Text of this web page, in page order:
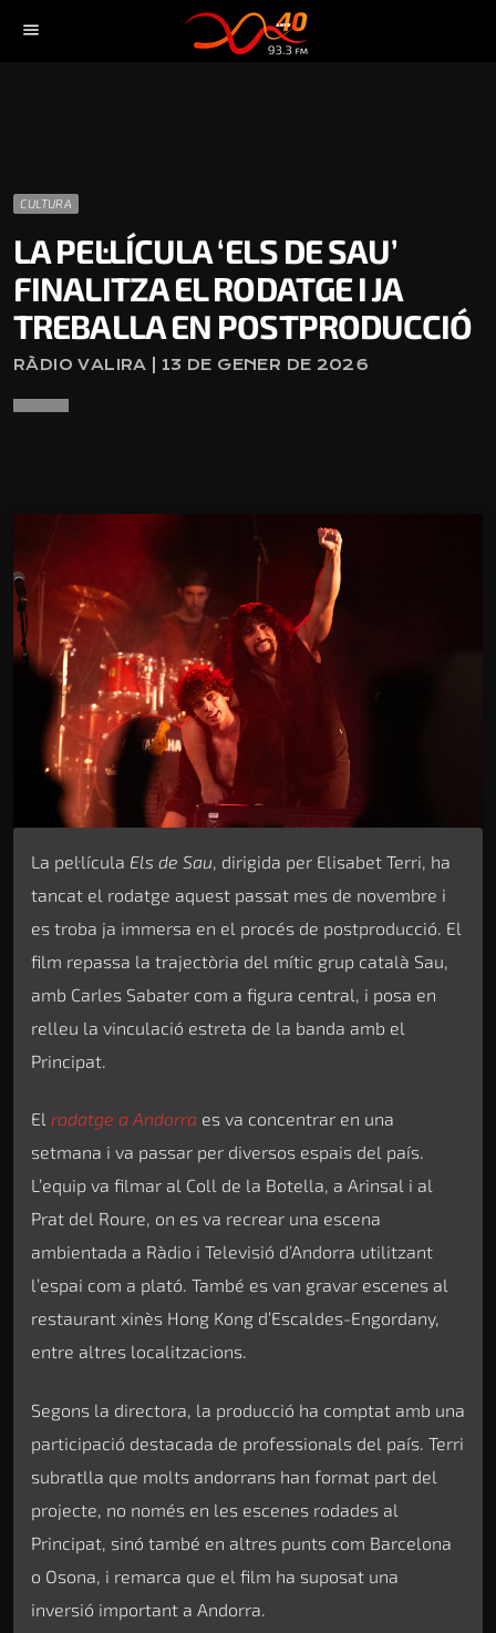
menu
CULTURA
LA PEL·LÍCULA ‘ELS DE SAU’
FINALITZA EL RODATGE I JA
TREBALLA EN POSTPRODUCCIÓ
RÀDIO VALIRA | 13 DE GENER DE 2026
La pel·lícula Els de Sau , dirigida per Elisabet Terri, ha
tancat el rodatge aquest passat mes de novembre i
es troba ja immersa en el procés de postproducció. El
film repassa la trajectòria del mític grup català Sau,
amb Carles Sabater com a figura central, i posa en
relleu la vinculació estreta de la banda amb el
Principat.
El rodatge a Andorra es va concentrar en una
setmana i va passar per diversos espais del país.
L’equip va filmar al Coll de la Botella, a Arinsal i al
Prat del Roure, on es va recrear una escena
ambientada a Ràdio i Televisió d’Andorra utilitzant
l’espai com a plató. També es van gravar escenes al
restaurant xinès Hong Kong d’Escaldes-Engordany,
entre altres localitzacions.
Segons la directora, la producció ha comptat amb una
participació destacada de professionals del país. Terri
subratlla que molts andorrans han format part del
projecte, no només en les escenes rodades al
Principat, sinó també en altres punts com Barcelona
o Osona, i remarca que el film ha suposat una
inversió important a Andorra.